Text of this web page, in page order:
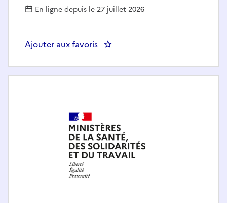
En ligne depuis le 27 juillet 2026
Ajouter aux favoris : Chargé de communication (h/